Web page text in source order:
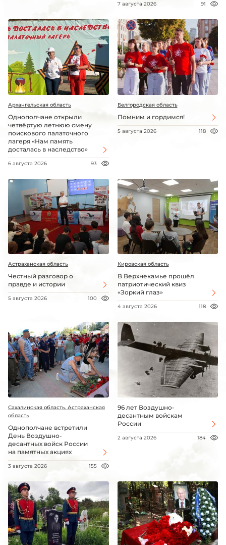
7 августа 2026 91
Архангельская область
Однополчане открыли
четвёртую летнюю смену
поискового палаточного
лагеря «Нам память
досталась в наследство»
6 августа 2026 93
Белгородская область
Помним и гордимся!
5 августа 2026 118
Астраханская область
Честный разговор о
правде и истории
5 августа 2026 100
Кировская область
В Верхнекамье прошёл
патриотический квиз
«Зоркий глаз»
4 августа 2026 118
Сахалинская область, Астраханская
область
Однополчане встретили
День Воздушно-
десантных войск России
на памятных акциях
3 августа 2026 155
96 лет Воздушно-
десантным войскам
России
2 августа 2026 184